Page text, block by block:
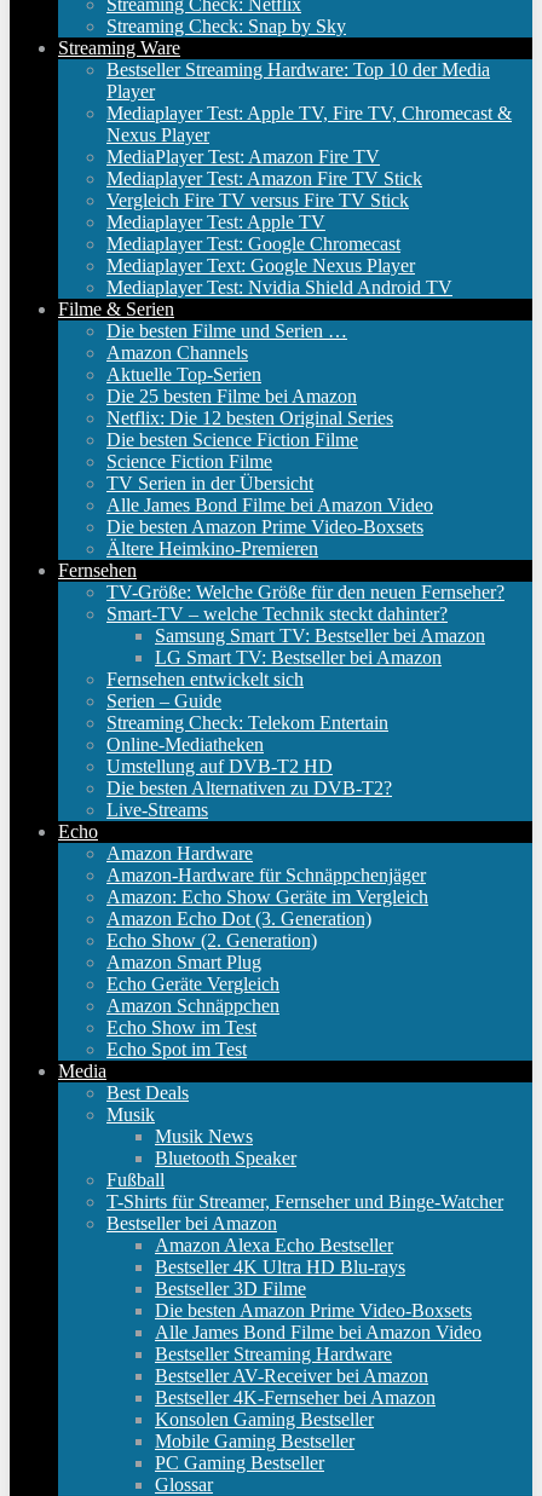
Streaming Check: Netflix
Streaming Check: Snap by Sky
Streaming Ware
Bestseller Streaming Hardware: Top 10 der Media
Player
Mediaplayer Test: Apple TV, Fire TV, Chromecast &
Nexus Player
MediaPlayer Test: Amazon Fire TV
Mediaplayer Test: Amazon Fire TV Stick
Vergleich Fire TV versus Fire TV Stick
Mediaplayer Test: Apple TV
Mediaplayer Test: Google Chromecast
Mediaplayer Text: Google Nexus Player
Mediaplayer Test: Nvidia Shield Android TV
Filme & Serien
Die besten Filme und Serien …
Amazon Channels
Aktuelle Top-Serien
Die 25 besten Filme bei Amazon
Netflix: Die 12 besten Original Series
Die besten Science Fiction Filme
Science Fiction Filme
TV Serien in der Übersicht
Alle James Bond Filme bei Amazon Video
Die besten Amazon Prime Video-Boxsets
Ältere Heimkino-Premieren
Fernsehen
TV-Größe: Welche Größe für den neuen Fernseher?
Smart-TV – welche Technik steckt dahinter?
Samsung Smart TV: Bestseller bei Amazon
LG Smart TV: Bestseller bei Amazon
Fernsehen entwickelt sich
Serien – Guide
Streaming Check: Telekom Entertain
Online-Mediatheken
Umstellung auf DVB-T2 HD
Die besten Alternativen zu DVB-T2?
Live-Streams
Echo
Amazon Hardware
Amazon-Hardware für Schnäppchenjäger
Amazon: Echo Show Geräte im Vergleich
Amazon Echo Dot (3. Generation)
Echo Show (2. Generation)
Amazon Smart Plug
Echo Geräte Vergleich
Amazon Schnäppchen
Echo Show im Test
Echo Spot im Test
Media
Best Deals
Musik
Musik News
Bluetooth Speaker
Fußball
T-Shirts für Streamer, Fernseher und Binge-Watcher
Bestseller bei Amazon
Amazon Alexa Echo Bestseller
Bestseller 4K Ultra HD Blu-rays
Bestseller 3D Filme
Die besten Amazon Prime Video-Boxsets
Alle James Bond Filme bei Amazon Video
Bestseller Streaming Hardware
Bestseller AV-Receiver bei Amazon
Bestseller 4K-Fernseher bei Amazon
Konsolen Gaming Bestseller
Mobile Gaming Bestseller
PC Gaming Bestseller
Glossar